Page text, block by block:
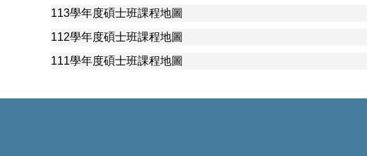
113學年度碩士班課程地圖
112學年度碩士班課程地圖
111學年度碩士班課程地圖